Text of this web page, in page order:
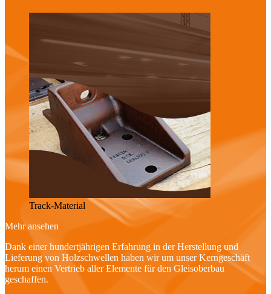
Track-Material
Mehr ansehen
Dank einer hundertjährigen Erfahrung in der Herstellung und
Lieferung von Holzschwellen haben wir um unser Kerngeschäft
herum einen Vertrieb aller Elemente für den Gleisoberbau
geschaffen.